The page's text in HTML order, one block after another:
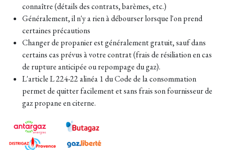
connaître (détails des contrats, barèmes, etc.)
Généralement, il n'y a rien à débourser lorsque l'on prend
certaines précautions
Changer de propanier est généralement gratuit, sauf dans
certains cas prévus à votre contrat (frais de résiliation en cas
de rupture anticipée ou repompage du gaz).
L'article L 224-22 alinéa 1 du Code de la consommation
permet de quitter facilement et sans frais son fournisseur de
gaz propane en citerne.